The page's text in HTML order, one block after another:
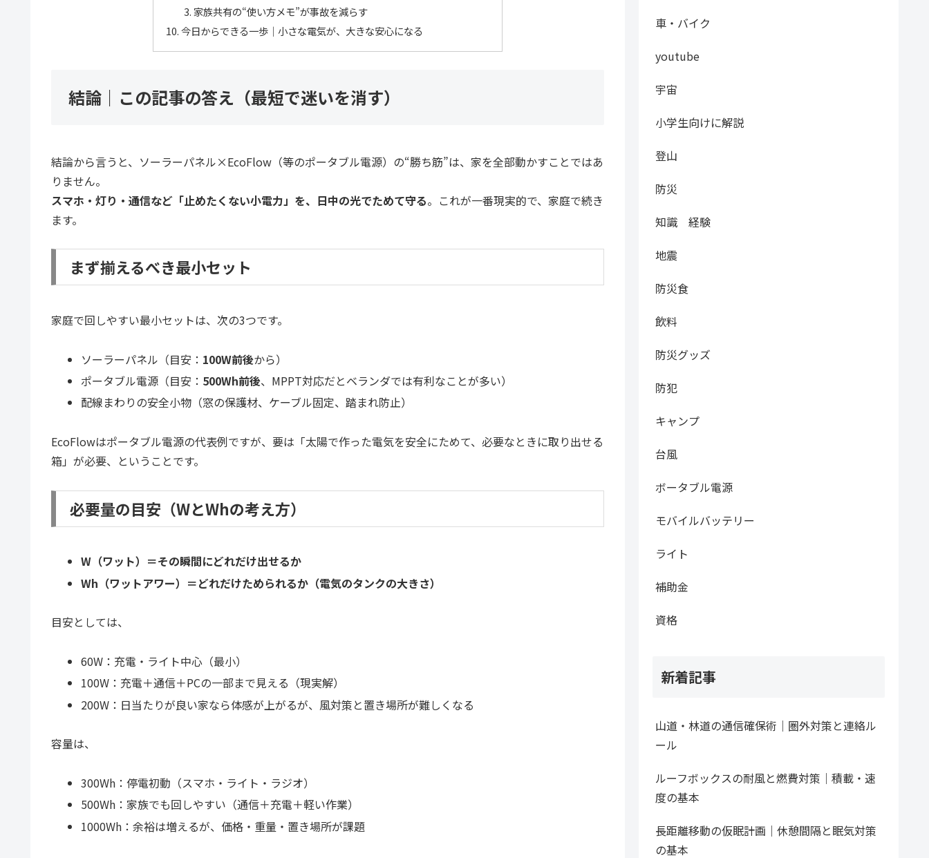
家族共有の“使い方メモ”が事故を減らす
今日からできる一歩｜小さな電気が、大きな安心になる
結論｜この記事の答え（最短で迷いを消す）
結論から言うと、ソーラーパネル×EcoFlow（等のポータブル電源）の“勝ち筋”は、家を全部動かすことではあ
りません。
スマホ・灯り・通信など「止めたくない小電力」を、日中の光でためて守る。これが一番現実的で、家庭で続き
ます。
まず揃えるべき最小セット
家庭で回しやすい最小セットは、次の3つです。
ソーラーパネル（目安： 100W前後から）
ポータブル電源（目安： 500Wh前後、MPPT対応だとベランダでは有利なことが多い）
配線まわりの安全小物（窓の保護材、ケーブル固定、踏まれ防止）
EcoFlowはポータブル電源の代表例ですが、要は「太陽で作った電気を安全にためて、必要なときに取り出せる
箱」が必要、ということです。
必要量の目安（WとWhの考え方）
W（ワット）＝その瞬間にどれだけ出せるか
Wh（ワットアワー）＝どれだけためられるか（電気のタンクの大きさ）
目安としては、
60W：充電・ライト中心（最小）
100W：充電＋通信＋PCの一部まで見える（現実解）
200W：日当たりが良い家なら体感が上がるが、風対策と置き場所が難しくなる
容量は、
300Wh：停電初動（スマホ・ライト・ラジオ）
500Wh：家族でも回しやすい（通信＋充電＋軽い作業）
1000Wh：余裕は増えるが、価格・重量・置き場所が課題
車・バイク
youtube
宇宙
小学生向けに解説
登山
防災
知識 経験
地震
防災食
飲料
防災グッズ
防犯
キャンプ
台風
ボータブル電源
モバイルバッテリー
ライト
補助金
資格
新着記事
山道・林道の通信確保術｜圏外対策と連絡ル
ール
ルーフボックスの耐風と燃費対策｜積載・速
度の基本
長距離移動の仮眠計画｜休憩間隔と眠気対策
の基本